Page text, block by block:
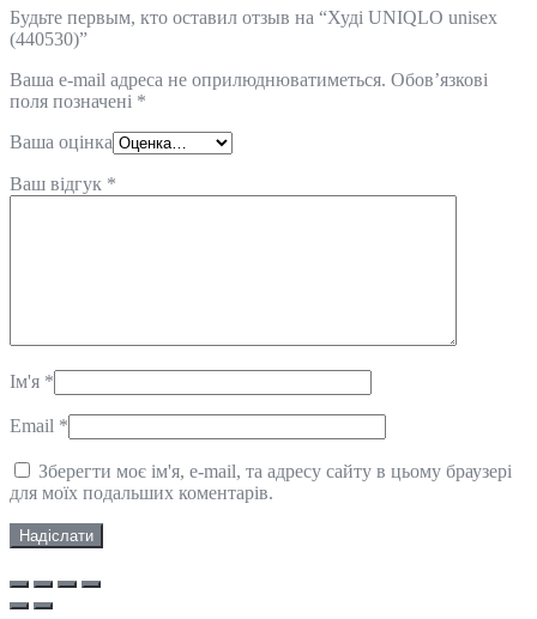
Будьте первым, кто оставил отзыв на “Худі UNIQLO unisex
(440530)”
Ваша e-mail адреса не оприлюднюватиметься. Обов’язкові
поля позначені *
Ваша оцінка
Ваш відгук *
Ім'я *
Email *
Зберегти моє ім'я, e-mail, та адресу сайту в цьому браузері
для моїх подальших коментарів.